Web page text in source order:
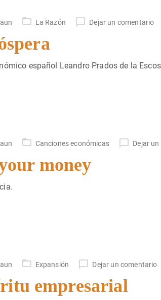
La Razón Dejar un comentario
español Leandro Prados de la
Canciones económicas Dejar
money
Expansión Dejar un comentario
empresarial